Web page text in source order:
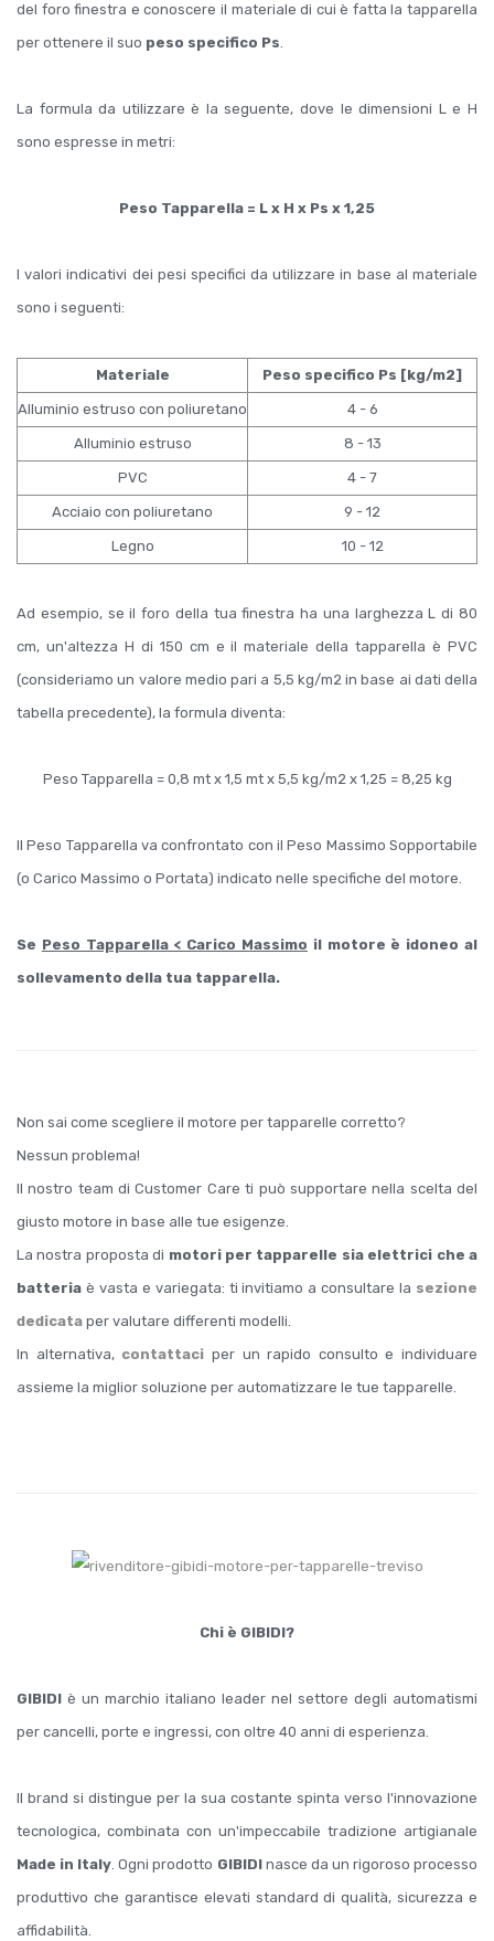
del foro finestra e conoscere il materiale di cui è fatta la tapparella
per ottenere il suo peso specifico Ps.
La formula da utilizzare è la seguente, dove le dimensioni L e H
sono espresse in metri:
Peso Tapparella = L x H x Ps x 1,25
I valori indicativi dei pesi specifici da utilizzare in base al materiale
sono i seguenti:
Materiale Peso specifico Ps [kg/m2]
Alluminio estruso con poliuretano 4 - 6
Alluminio estruso 8 - 13
PVC 4 - 7
Acciaio con poliuretano 9 - 12
Legno 10 - 12
Ad esempio, se il foro della tua finestra ha una larghezza L di 80
cm, un'altezza H di 150 cm e il materiale della tapparella è PVC
(consideriamo un valore medio pari a 5,5 kg/m2 in base ai dati della
tabella precedente), la formula diventa:
Peso Tapparella = 0,8 mt x 1,5 mt x 5,5 kg/m2 x 1,25 = 8,25 kg
Il Peso Tapparella va confrontato con il Peso Massimo Sopportabile
(o Carico Massimo o Portata) indicato nelle specifiche del motore.
Se Peso Tapparella < Carico Massimo il motore è idoneo al
sollevamento della tua tapparella.
Non sai come scegliere il motore per tapparelle corretto?
Nessun problema!
Il nostro team di Customer Care ti può supportare nella scelta del
giusto motore in base alle tue esigenze.
La nostra proposta di motori per tapparelle sia elettrici che a
batteria è vasta e variegata: ti invitiamo a consultare la sezione
dedicata per valutare differenti modelli.
In alternativa, contattaci per un rapido consulto e individuare
assieme la miglior soluzione per automatizzare le tue tapparelle.
Chi è GIBIDI?
GIBIDI è un marchio italiano leader nel settore degli automatismi
per cancelli, porte e ingressi, con oltre 40 anni di esperienza.
Il brand si distingue per la sua costante spinta verso l'innovazione
tecnologica, combinata con un'impeccabile tradizione artigianale
Made in Italy . Ogni prodotto GIBIDInasce da un rigoroso processo
produttivo che garantisce elevati standard di qualità, sicurezza e
affidabilità.